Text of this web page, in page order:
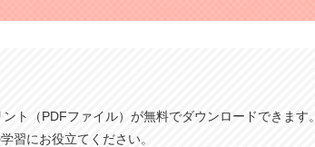
ト（PDFファイル）が無料でダウンロードできます。
習にお役立てください。